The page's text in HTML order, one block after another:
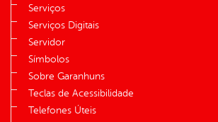
Serviços
Serviços Digitais
Servidor
Símbolos
Sobre Garanhuns
Teclas de Acessibilidade
Telefones Úteis